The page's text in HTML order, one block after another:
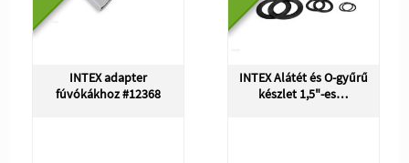
INTEX adapter
fúvókákhoz #12368
INTEX Alátét és O-gyűrű
készlet 1,5"-es…